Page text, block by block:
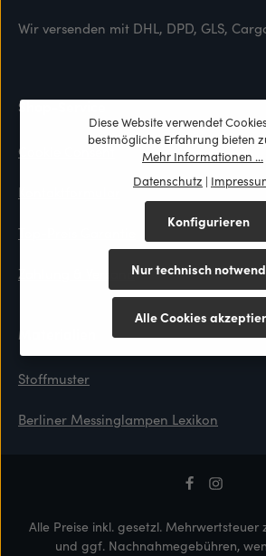
Wir versenden mit DHL, DPD, GLS,
Shop-Service
Cookie Consent
Kontaktformular
Top-Preis Garantie
Zahlung & Versand
Materialien
Stoffmuster
Berliner Messinglampen Lexikon
Alle Preise inkl. gesetzl. Mehrwertsteuer
und ggf. Nachnahmegebühren,
Diese Website verwendet
bestmögliche Erfahrung bieten
Mehr Informationen ...
Datenschutz |
Nur technisch
Konfigurieren
Alle Cookies